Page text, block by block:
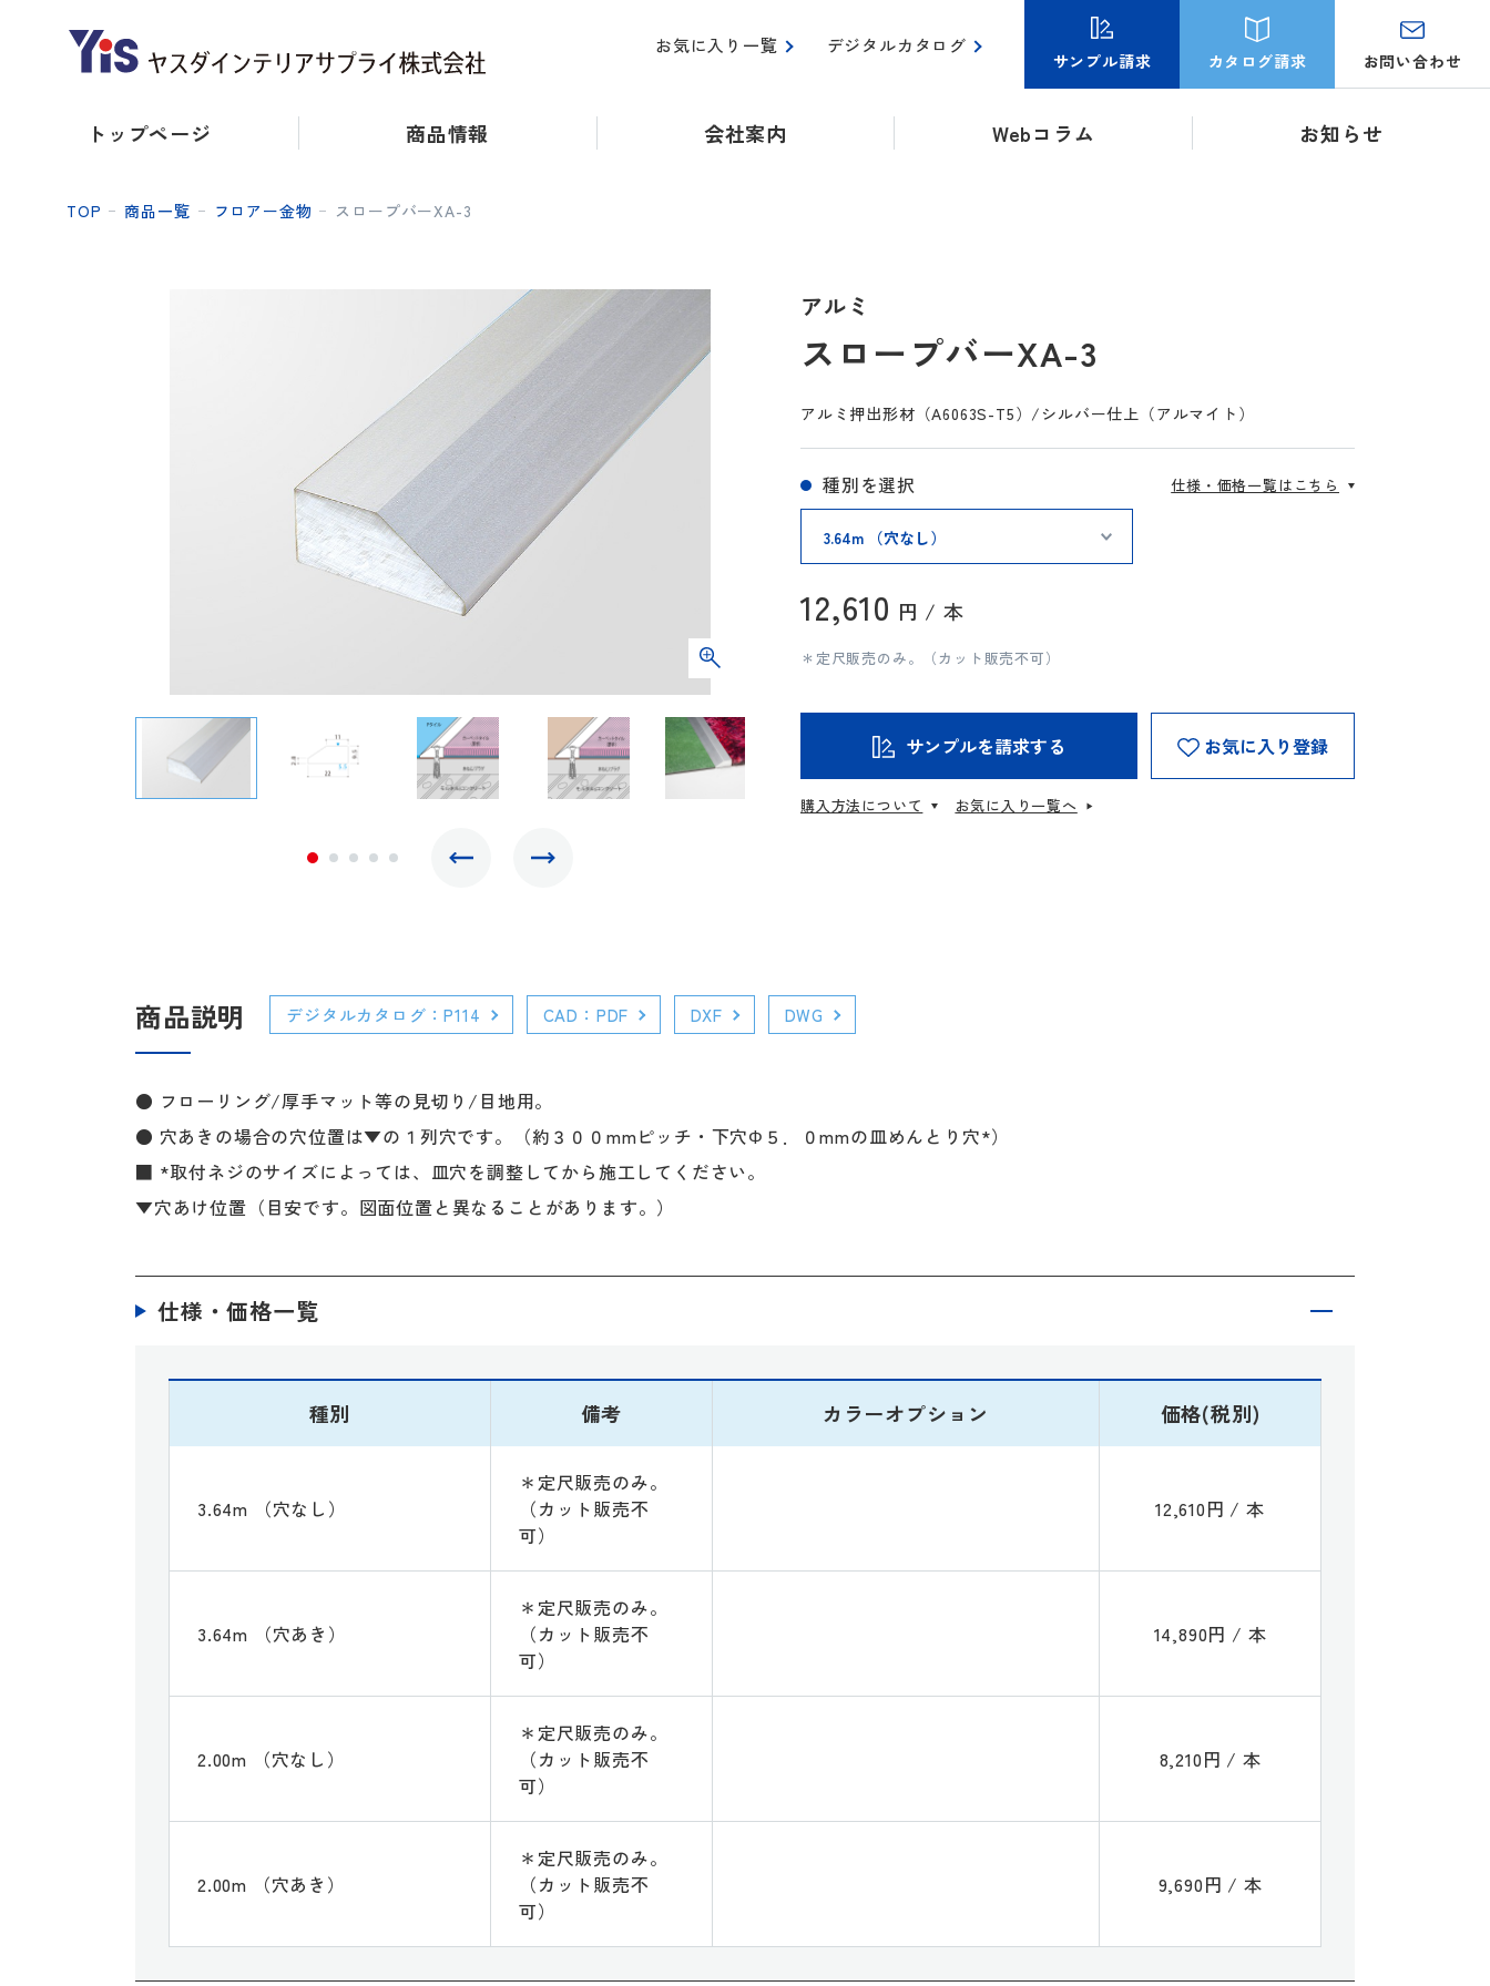
トップページ 商品情報 会社案内 Webコラム お知らせ
お気に入り一覧 デジタルカタログ
サンプル請求 カタログ請求 お問い合わせ
TOP 商品一覧 フロアー金物 スロープバーXA-3
アルミ
スロープバーXA-3
アルミ押出形材（A6063S-T5）/シルバー仕上（アルマイト）
仕様・価格一覧はこちら
種別を選択
12,610 円 / 本
＊定尺販売のみ。（カット販売不可）
サンプルを請求する お気に入り登録
購入方法について お気に入り一覧へ
商品説明 デジタルカタログ：P114 CAD：PDF DXF DWG
● フローリング/厚手マット等の見切り/目地用。
● 穴あきの場合の穴位置は▼の１列穴です。（約３００mmピッチ・下穴Φ５．０mmの皿めんとり穴*）
■ *取付ネジのサイズによっては、皿穴を調整してから施工してください。
▼穴あけ位置（目安です。図面位置と異なることがあります。）
仕様・価格一覧
種別 備考 カラーオプション 価格(税別)
3.64m （穴なし）
＊定尺販売のみ。
（カット販売不
可）
12,610円 / 本
3.64m （穴あき）
＊定尺販売のみ。
（カット販売不
可）
14,890円 / 本
2.00m （穴なし）
＊定尺販売のみ。
（カット販売不
可）
8,210円 / 本
2.00m （穴あき）
＊定尺販売のみ。
（カット販売不
可）
9,690円 / 本